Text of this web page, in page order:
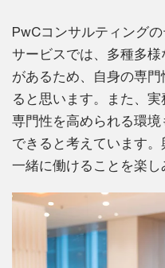
PwCコンサルティング
サービスでは、多種多
があるため、自身の専
ると思います。また、
専門性を高められる環
できると考えています
一緒に働けることを楽し